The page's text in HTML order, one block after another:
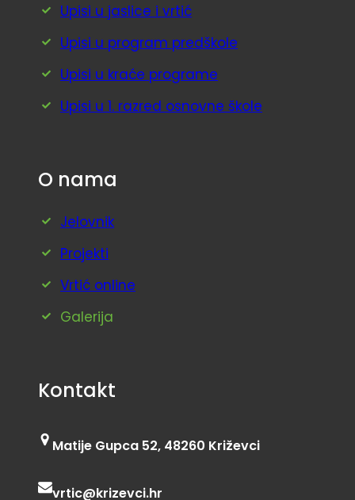
Upisi u jaslice i vrtić
Upisi u program predškole
Upisi u kraće programe
Upisi u 1. razred osnovne škole
O nama
Jelovnik
Projekti
Vrtić online
Galerija
Kontakt
Matije Gupca 52, 48260 Križevci
vrtic@krizevci.hr